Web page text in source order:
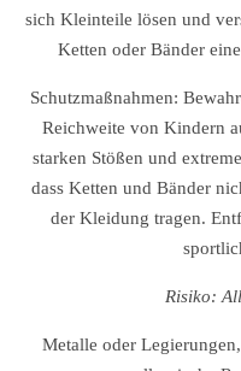
sich Kleinteile lösen und
Ketten oder Bänder
Schutzmaßnahmen:
Reichweite von Kindern
starken Stößen und
dass Ketten und Bänder
der Kleidung tragen.
Risiko:
Metalle oder